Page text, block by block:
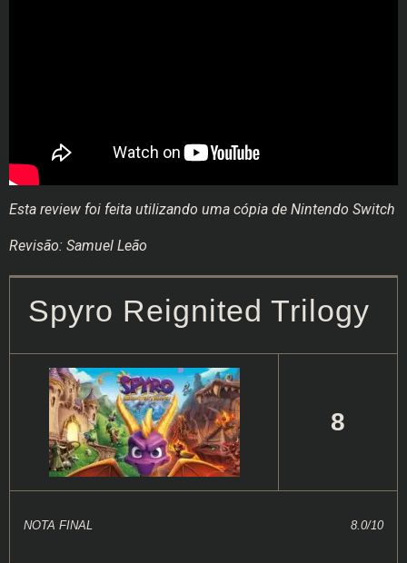
Esta review foi feita utilizando uma cópia de Nintendo Switch
Revisão: Samuel Leão
Spyro Reignited Trilogy
8
NOTA FINAL 8.0/10